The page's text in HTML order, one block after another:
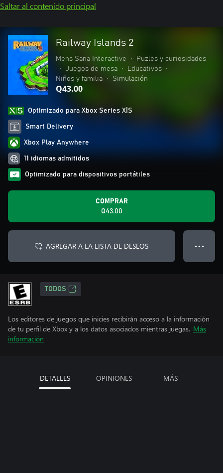
Saltar al contenido principal
Railway Islands 2
Mens Sana Interactive •
Puzles y curiosidades
•
Juegos de mesa • Educativos
•
Niños y familia
• Simulación
Q43.00
Optimizado para Xbox Series X|S
Smart Delivery
Xbox Play Anywhere
11 idiomas admitidos
Optimizado para dispositivos portátiles
COMPRAR
Q43.00
AGREGAR A LA LISTA DE DESEOS ● ● ●
TODOS
Los editores de juegos que inicies recibirán acceso a la información
de tu perfil de Xbox y a los datos asociados mientras juegas. Más
información
DETALLES OPINIONES MÁS